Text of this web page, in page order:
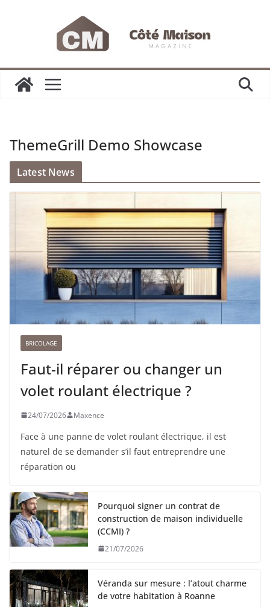
ThemeGrill Demo Showcase
Latest News
BRICOLAGE
Faut-il réparer ou changer un
volet roulant électrique ?
24/07/2026 Maxence
Face à une panne de volet roulant électrique, il est
naturel de se demander s’il faut entreprendre une
réparation ou
Pourquoi signer un contrat de
construction de maison individuelle
(CCMI) ?
21/07/2026
Véranda sur mesure : l’atout charme
de votre habitation à Roanne